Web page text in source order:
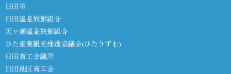
日田市
日田温泉旅館組合
天ヶ瀬温泉旅館組合
ひた産業観光推進協議会(ひたりずむ)
日田商工会議所
日田地区商工会